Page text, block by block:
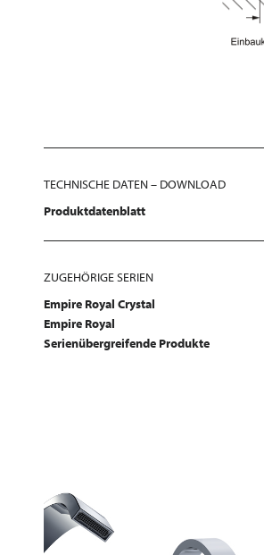
TECHNISCHE DATEN – DOWNLOAD
Produktdatenblatt
ZUGEHÖRIGE SERIEN
Empire Royal Crystal
Empire Royal
Serienübergreifende Produkte